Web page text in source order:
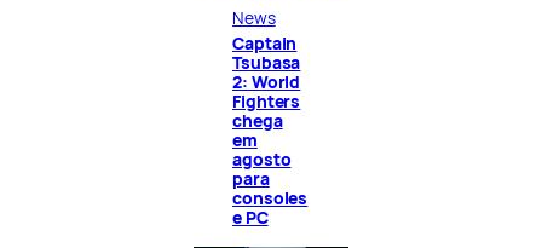
News
Captain
Tsubasa
2: World
Fighters
chega
em
agosto
para
consoles
e PC